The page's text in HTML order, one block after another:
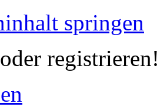
springen